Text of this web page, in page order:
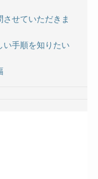
せていただきま
い手順を知りたい